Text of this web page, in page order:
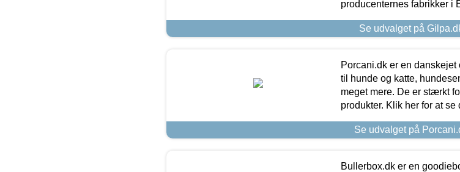
producenternes fabrikker i
Se udvalget på
Porcani.dk er en
til hunde og katte,
meget mere. De er stærkt
produkter. Klik her for at se
Se udvalget på
Bullerbox.dk er en